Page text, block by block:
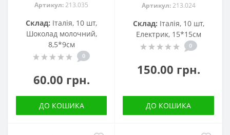
Артикул:213.035
Склад: Італія, 10 шт,
Шоколад молочний,
8,5*9см
0
60.00 грн.
ДО КОШИКА
Артикул:213.024
Склад: Італія, 10 шт,
Електрик, 15*15см
0
150.00 грн.
ДО КОШИКА